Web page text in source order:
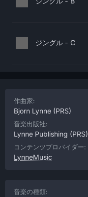
ジングル - C
作曲家:
Bjorn Lynne (PRS)
音楽出版社:
Lynne Publishing (PRS)
コンテンツプロバイダー:
LynneMusic
音楽の種類: